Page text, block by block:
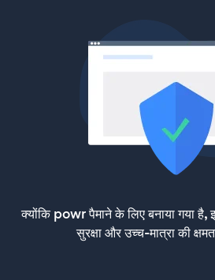
क्योंकि powr पैमाने के लिए बनाया गया है,
सुरक्षा और उच्च-मात्रा की